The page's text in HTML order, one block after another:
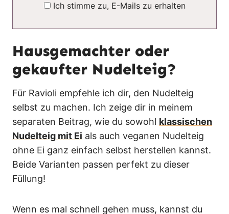
Ich stimme zu, E-Mails zu erhalten
Hausgemachter oder
gekaufter Nudelteig?
Für Ravioli empfehle ich dir, den Nudelteig
selbst zu machen. Ich zeige dir in meinem
separaten Beitrag, wie du sowohl klassischen
Nudelteig mit Ei als auch veganen Nudelteig
ohne Ei ganz einfach selbst herstellen kannst.
Beide Varianten passen perfekt zu dieser
Füllung!
Wenn es mal schnell gehen muss, kannst du